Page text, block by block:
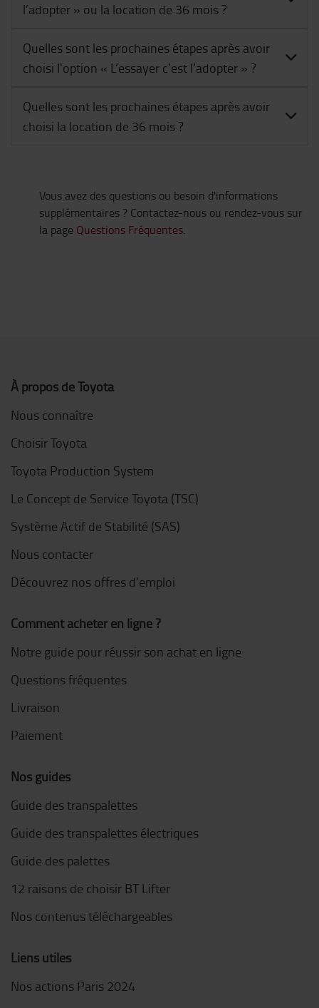
l’adopter » ou la location de 36 mois ?
Quelles sont les prochaines étapes après avoir
choisi l'option « L’essayer c’est l’adopter » ?
Quelles sont les prochaines étapes après avoir
choisi la location de 36 mois ?
Vous avez des questions ou besoin d'informations
supplémentaires ? Contactez-nous ou rendez-vous sur
la page Questions Fréquentes.
À propos de Toyota
Nous connaître
Choisir Toyota
Toyota Production System
Le Concept de Service Toyota (TSC)
Système Actif de Stabilité (SAS)
Nous contacter
Découvrez nos offres d'emploi
Comment acheter en ligne ?
Notre guide pour réussir son achat en ligne
Questions fréquentes
Livraison
Paiement
Nos guides
Guide des transpalettes
Guide des transpalettes électriques
Guide des palettes
12 raisons de choisir BT Lifter
Nos contenus téléchargeables
Liens utiles
Nos actions Paris 2024